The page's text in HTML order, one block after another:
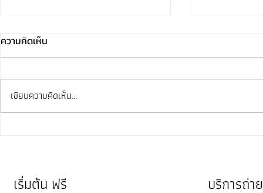
ความคิดเห็น
เขียนความคิดเห็น…
เริ่มต้น ฟรี บริการถ่